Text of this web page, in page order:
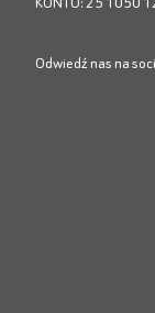
Odwiedź nas na